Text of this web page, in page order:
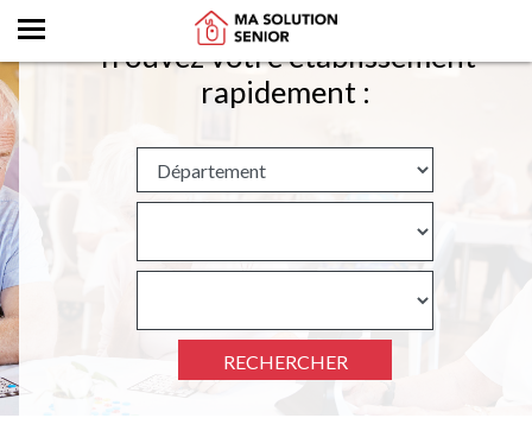
Trouvez votre établissement
rapidement :
RECHERCHER